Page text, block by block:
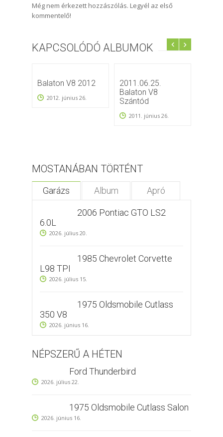
Még nem érkezett hozzászólás. Legyél az első
kommentelő!
KAPCSOLÓDÓ ALBUMOK
Balaton V8 2012
2012. június 26.
2011.06.25.
Balaton V8
Szántód
2011. június 26.
MOSTANÁBAN TÖRTÉNT
Garázs Album Apró
2006 Pontiac GTO LS2
6.0L
2026. július 20.
1985 Chevrolet Corvette
L98 TPI
2026. július 15.
1975 Oldsmobile Cutlass
350 V8
2026. június 16.
NÉPSZERŰ A HÉTEN
Ford Thunderbird
2026. július 22.
1975 Oldsmobile Cutlass Salon
2026. június 16.